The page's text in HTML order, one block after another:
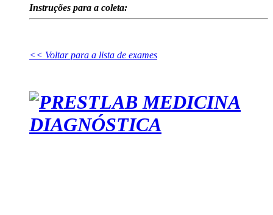
Instruções para a coleta:
<< Voltar para a lista de exames